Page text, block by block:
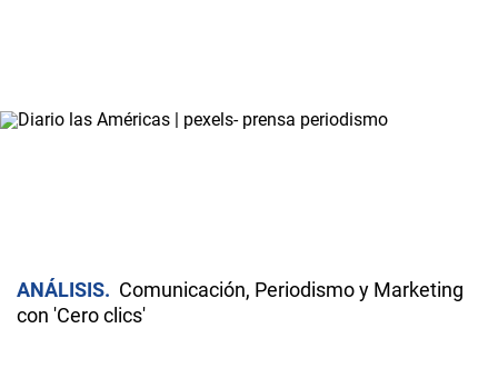
ANÁLISIS
Comunicación, Periodismo y Marketing
con 'Cero clics'